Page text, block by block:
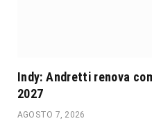
Indy: Andretti renova
2027
AGOSTO 7, 2026